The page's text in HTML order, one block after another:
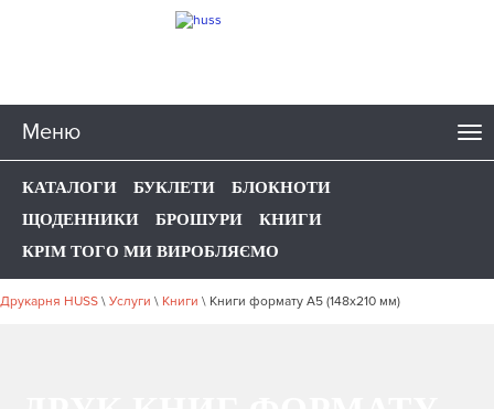
Меню
КАТАЛОГИ БУКЛЕТИ
БЛОКНОТИ
ЩОДЕННИКИ
БРОШУРИ
КНИГИ
КРІМ ТОГО МИ ВИРОБЛЯЄМО
Друкарня HUSS \ Услуги \ Книги \ Книги формату А5 (148x210 мм)